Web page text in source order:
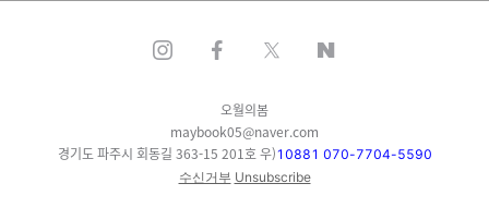
오월의봄
maybook05@naver.com
경기도 파주시 회동길 363-15 201호 우)10881 070-7704-5590
수신거부 Unsubscribe